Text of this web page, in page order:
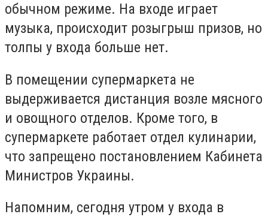
обычном режиме. На входе играет
музыка, происходит розыгрыш призов, но
толпы у входа больше нет.
В помещении супермаркета не
выдерживается дистанция возле мясного
и овощного отделов. Кроме того, в
супермаркете работает отдел кулинарии,
что запрещено постановлением Кабинета
Министров Украины.
Напомним, сегодня утром у входа в